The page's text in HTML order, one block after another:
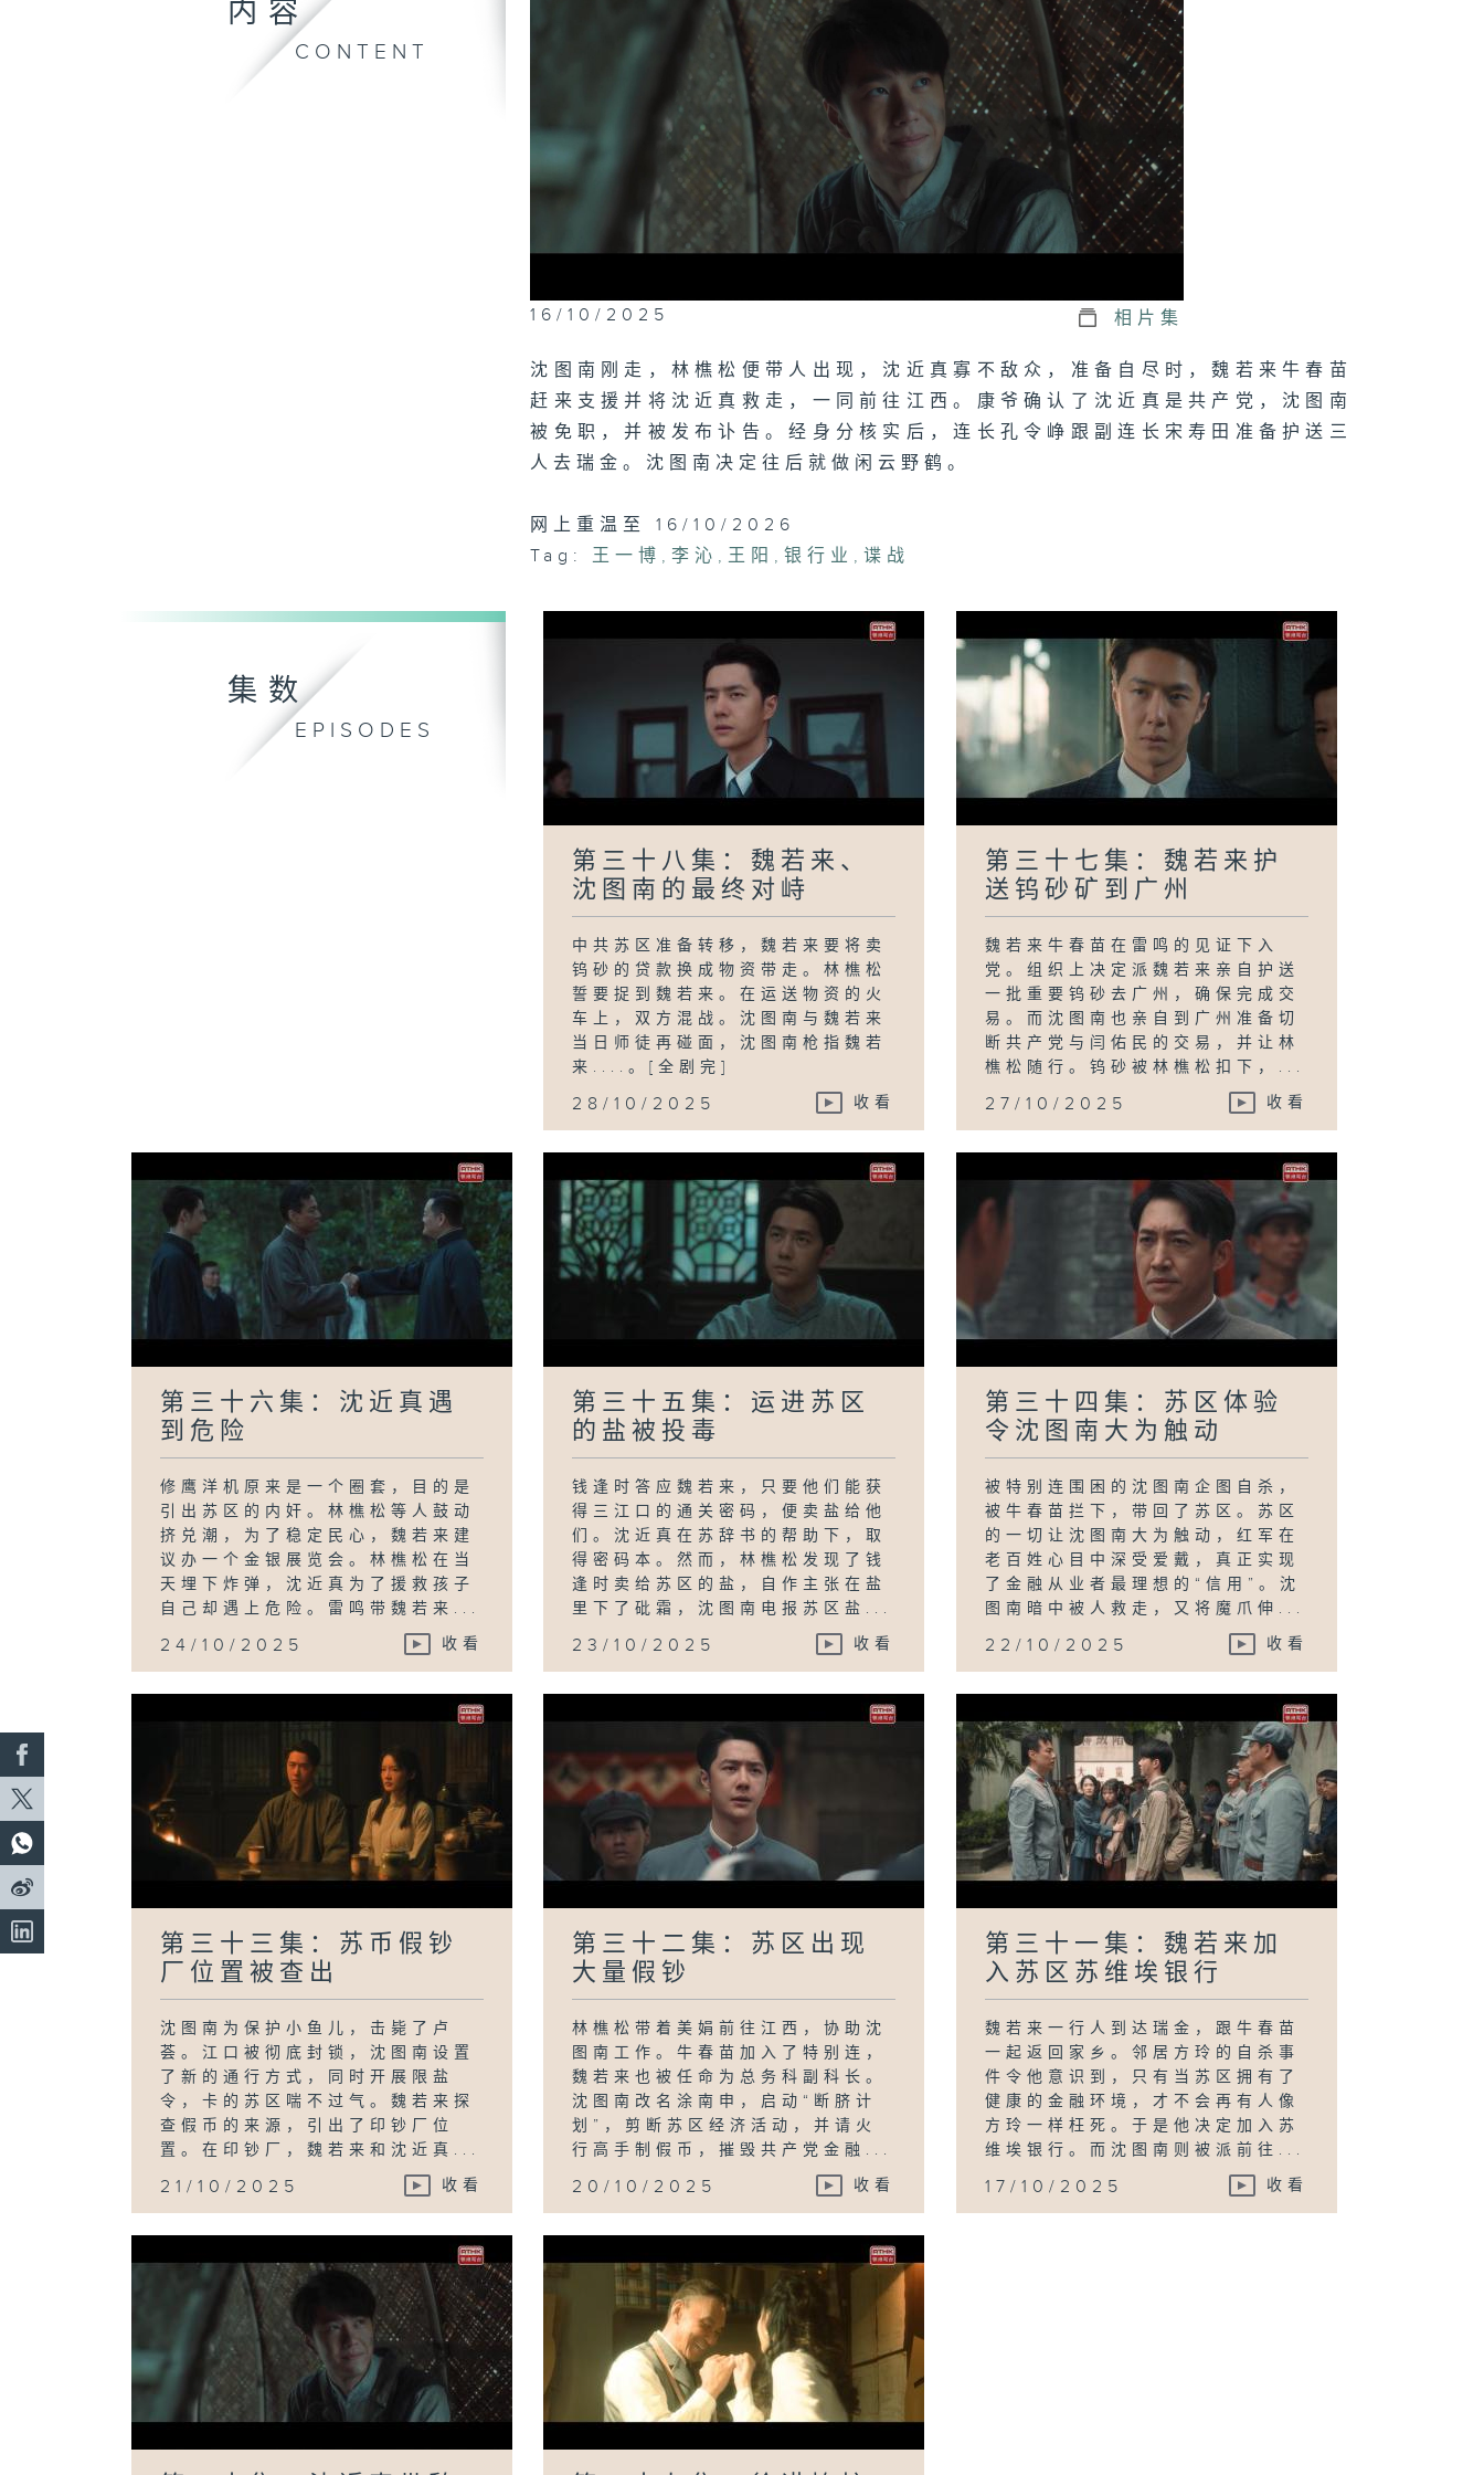
假钞厂位置被查出
第三十二集：苏区
出现大量假钞
第三十一集：魏若
第二十九集：徐诺
内容
CONTENT
16/10/2025 相片集
沈图南刚走，林樵松便带人出现，沈近真寡不敌众，准备自尽时，魏若来牛春苗
赶来支援并将沈近真救走，一同前往江西。康爷确认了沈近真是共产党，沈图南
被免职，并被发布讣告。经身分核实后，连长孔令峥跟副连长宋寿田准备护送三
人去瑞金。沈图南决定往后就做闲云野鹤。
网上重温至 16/10/2026
Tag:
王一博 ,李沁 ,王阳 ,银行业 ,谍战
集数
EPISODES
第三十八集：魏若来、
沈图南的最终对峙
中共苏区准备转移，魏若来要将卖
钨砂的贷款换成物资带走。林樵松
誓要捉到魏若来。在运送物资的火
车上，双方混战。沈图南与魏若来
当日师徒再碰面，沈图南枪指魏若
来....。[全剧完]
28/10/2025 收看
第三十七集：魏若来护
送钨砂矿到广州
魏若来牛春苗在雷鸣的见证下入
党。组织上决定派魏若来亲自护送
一批重要钨砂去广州，确保完成交
易。而沈图南也亲自到广州准备切
断共产党与闫佑民的交易，并让林
樵松随行。钨砂被林樵松扣下，...
27/10/2025 收看
第三十六集：沈近真遇
到危险
修鹰洋机原来是一个圈套，目的是
引出苏区的内奸。林樵松等人鼓动
挤兑潮，为了稳定民心，魏若来建
议办一个金银展览会。林樵松在当
天埋下炸弹，沈近真为了援救孩子
自己却遇上危险。雷鸣带魏若来...
24/10/2025 收看
第三十五集：运进苏区
的盐被投毒
钱逢时答应魏若来，只要他们能获
得三江口的通关密码，便卖盐给他
们。沈近真在苏辞书的帮助下，取
得密码本。然而，林樵松发现了钱
逢时卖给苏区的盐，自作主张在盐
里下了砒霜，沈图南电报苏区盐...
23/10/2025 收看
第三十四集：苏区体验
令沈图南大为触动
被特别连围困的沈图南企图自杀，
被牛春苗拦下，带回了苏区。苏区
的一切让沈图南大为触动，红军在
老百姓心目中深受爱戴，真正实现
了金融从业者最理想的“信用”。沈
图南暗中被人救走，又将魔爪伸...
22/10/2025 收看
第三十三集：苏币假钞
厂位置被查出
沈图南为保护小鱼儿，击毙了卢
荟。江口被彻底封锁，沈图南设置
了新的通行方式，同时开展限盐
令，卡的苏区喘不过气。魏若来探
查假币的来源，引出了印钞厂位
置。在印钞厂，魏若来和沈近真...
21/10/2025 收看
第三十二集：苏区出现
大量假钞
林樵松带着美娟前往江西，协助沈
图南工作。牛春苗加入了特别连，
魏若来也被任命为总务科副科长。
沈图南改名涂南申，启动“断脐计
划”，剪断苏区经济活动，并请火
行高手制假币，摧毁共产党金融...
20/10/2025 收看
第三十一集：魏若来加
入苏区苏维埃银行
魏若来一行人到达瑞金，跟牛春苗
一起返回家乡。邻居方玲的自杀事
件令他意识到，只有当苏区拥有了
健康的金融环境，才不会再有人像
方玲一样枉死。于是他决定加入苏
维埃银行。而沈图南则被派前往...
17/10/2025 收看